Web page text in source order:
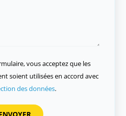
vous acceptez que les
soient utilisées en accord avec
des données.